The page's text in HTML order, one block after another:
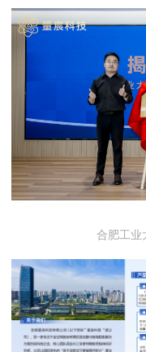
合肥工业